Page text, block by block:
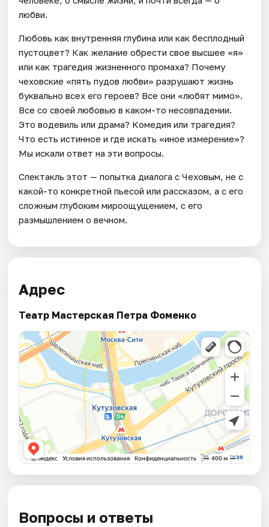
любви.
Любовь как внутренняя глубина или как бесплодный
пустоцвет? Как желание обрести свое высшее «я»
или как трагедия жизненного промаха? Почему
чеховские «пять пудов любви» разрушают жизнь
буквально всех его героев? Все они «любят мимо».
Все со своей любовью в каком-то несовпадении.
Это водевиль или драма? Комедия или трагедия?
Что есть истинное и где искать «иное измерение»?
Мы искали ответ на эти вопросы.
Спектакль этот — попытка диалога с Чеховым, не с
какой-то конкретной пьесой или рассказом, а с его
сложным глубоким мироощущением, с его
размышлением о вечном.
Адрес
Театр Мастерская Петра Фоменко
Вопросы и ответы